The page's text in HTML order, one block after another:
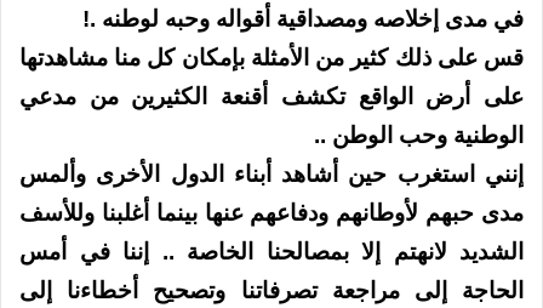
في مدى إخلاصه ومصداقية أقواله وحبه لوطنه .!
قس على ذلك كثير من الأمثلة بإمكان كل منا مشاهدتها
على أرض الواقع تكشف أقنعة الكثيرين من مدعي
الوطنية وحب الوطن ..
إنني استغرب حين أشاهد أبناء الدول الأخرى وألمس
مدى حبهم لأوطانهم ودفاعهم عنها بينما أغلبنا وللأسف
الشديد لانهتم إلا بمصالحنا الخاصة .. إننا في أمس
الحاجة إلى مراجعة تصرفاتنا وتصحيح أخطاءنا إلى